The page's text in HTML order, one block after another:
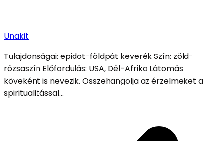
Unakit
Tulajdonságai: epidot-földpát keverék Szín: zöld-
rózsaszín Előfordulás: USA, Dél-Afrika Látomás
köveként is nevezik. Összehangolja az érzelmeket a
spiritualitással…